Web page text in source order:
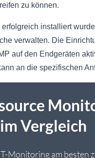
zu können.
installiert
verwalten. Die
auf den Endgeräten
an die spezifischen